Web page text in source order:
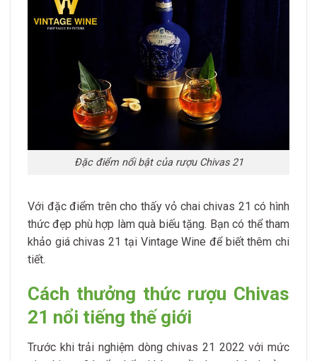
Đặc điểm nổi bật của rượu Chivas 21
Với đặc điểm trên cho thấy vỏ chai chivas 21 có hình
thức đẹp phù hợp làm quà biếu tặng. Bạn có thể tham
khảo giá chivas 21 tại Vintage Wine để biết thêm chi
tiết.
Cách thưởng thức rượu Chivas
21 nổi tiếng thế giới
Trước khi trải nghiệm dòng chivas 21 2022 với mức